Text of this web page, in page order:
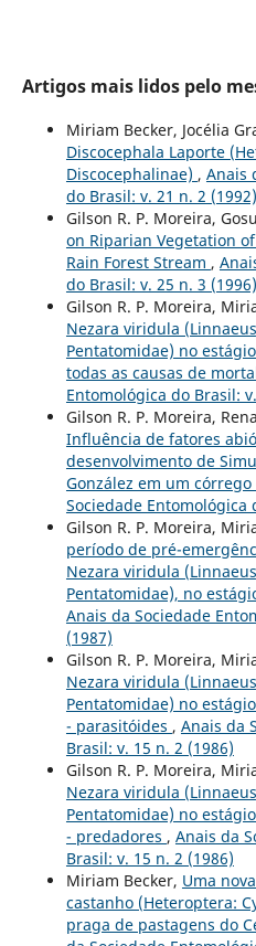
Artigos mais lidos pelo
Miriam Becker, Jocélia
Discocephala Laporte
Discocephalinae) , Anais
do Brasil: v. 21 n. 2 (1992)
Gilson R. P. Moreira,
on Riparian Vegetation
Rain Forest Stream ,
do Brasil: v. 25 n. 3 (1996)
Gilson R. P. Moreira,
Nezara viridula
Pentatomidae) no
todas as causas de
Entomológica do Brasil:
Gilson R. P. Moreira,
Influência de fatores
desenvolvimento de
González em um
Sociedade Entomológica
Gilson R. P. Moreira,
período de pré-
Nezara viridula
Pentatomidae), no
Anais da Sociedade
(1987)
Gilson R. P. Moreira,
Nezara viridula
Pentatomidae) no
- parasitóides , Anais da
Brasil: v. 15 n. 2 (1986)
Gilson R. P. Moreira,
Nezara viridula
Pentatomidae) no
- predadores , Anais da
Brasil: v. 15 n. 2 (1986)
Miriam Becker, Uma
castanho (Heteroptera:
praga de pastagens do